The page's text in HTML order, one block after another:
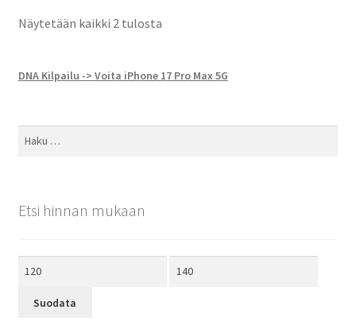
Näytetään kaikki 2 tulosta
DNA Kilpailu -> Voita iPhone 17 Pro Max 5G
Haku:
Etsi hinnan mukaan
Suodata